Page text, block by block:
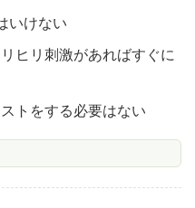
いけない
ヒリ刺激があればすぐに
トをする必要はない